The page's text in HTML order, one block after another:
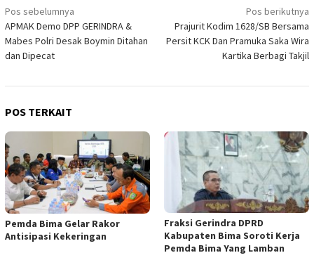
Navigasi
pos
Pos sebelumnya
APMAK Demo DPP GERINDRA &
Mabes Polri Desak Boymin Ditahan
dan Dipecat
Pos berikutnya
Prajurit Kodim 1628/SB Bersama
Persit KCK Dan Pramuka Saka Wira
Kartika Berbagi Takjil
POS TERKAIT
Pemda Bima Gelar Rakor
Antisipasi Kekeringan
Fraksi Gerindra DPRD
Kabupaten Bima Soroti Kerja
Pemda Bima Yang Lamban